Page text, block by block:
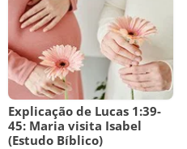
Explicação de Lucas 1:39-
45: Maria visita Isabel
(Estudo Bíblico)